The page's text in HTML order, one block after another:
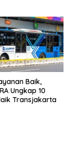
Baik,
Ungkap 10
Transjakarta